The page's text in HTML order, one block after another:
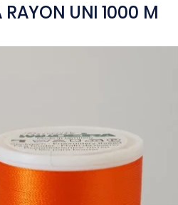
RAYON UNI 1000 M